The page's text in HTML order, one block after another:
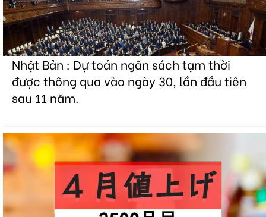
Nhật Bản : Dự toán ngân sách tạm thời
được thông qua vào ngày 30, lần đầu tiên
sau 11 năm.